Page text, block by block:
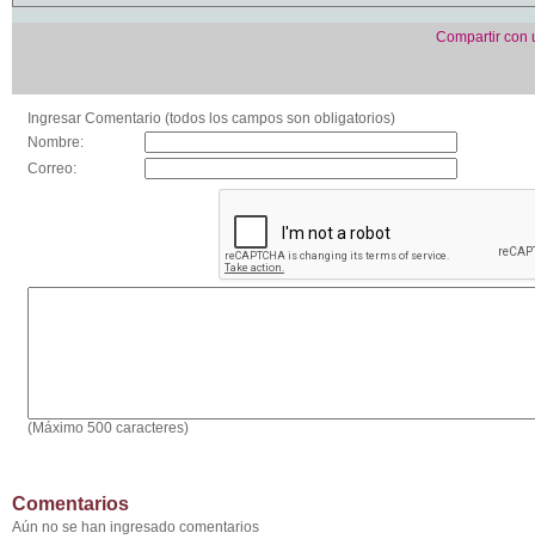
Compartir con
Ingresar Comentario (todos los campos son obligatorios)
Nombre:
Correo:
(Máximo 500 caracteres)
Comentarios
Aún no se han ingresado comentarios